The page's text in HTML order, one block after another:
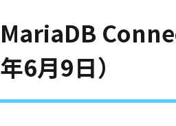
MariaDB
年6月9日）